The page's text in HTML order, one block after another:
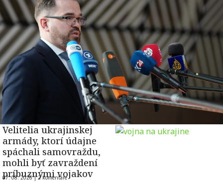
Velitelia ukrajinskej
armády, ktorí údajne
spáchali samovraždu,
mohli byť zavraždení
príbuznými vojakov
07. 08. 2026 |2 komentáre